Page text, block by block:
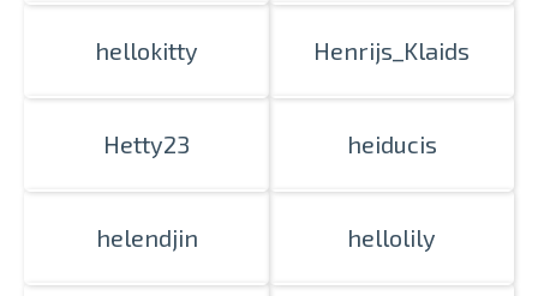
hellokitty Henrijs_Klaids
Hetty23 heiducis
helendjin hellolily